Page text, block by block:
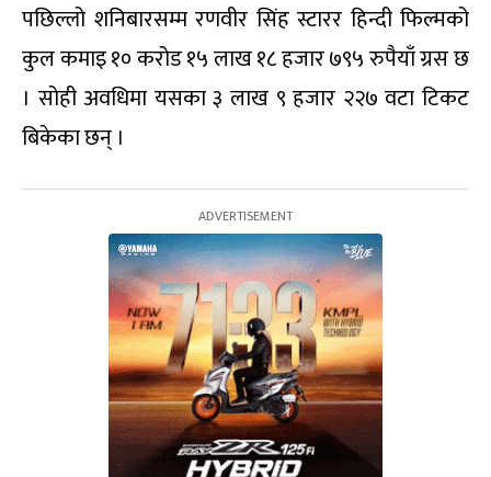
पछिल्लो शनिबारसम्म रणवीर सिंह स्टारर हिन्दी फिल्मको
कुल कमाइ १० करोड १५ लाख १८ हजार ७९५ रुपैयाँ ग्रस छ
। सोही अवधिमा यसका ३ लाख ९ हजार २२७ वटा टिकट
बिकेका छन् ।